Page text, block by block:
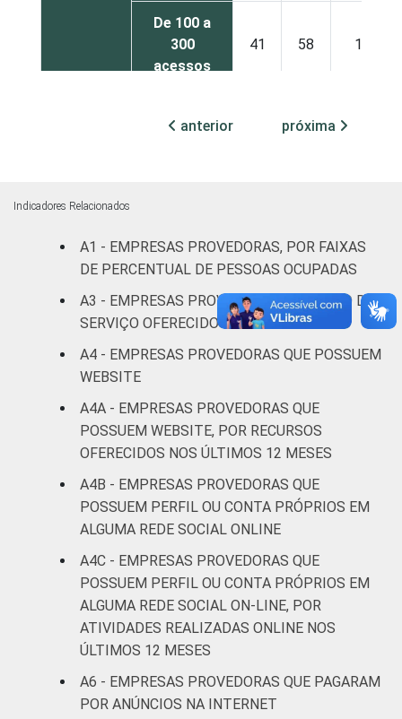
De 100 a
300
acessos
41 58 1
1.000
49
acessos
45.000
acessos
75 17 6
acessos
Fonte: CGI.br/NIC.br, Centro Regional de
Estudos para o Desenvolvimento da
Sociedade da Informação (Cetic.br),
Pesquisa sobre o setor de provimento de
Provedores 2020.
anterior próxima
Indicadores Relacionados
A1 - EMPRESAS PROVEDORAS, POR FAIXAS
DE PERCENTUAL DE PESSOAS OCUPADAS
A3 - EMPRESAS PROVEDORAS, POR TIPO DE
SERVIÇO OFERECIDO
A4 - EMPRESAS PROVEDORAS QUE POSSUEM
WEBSITE
A4A - EMPRESAS PROVEDORAS QUE
POSSUEM WEBSITE, POR RECURSOS
OFERECIDOS NOS ÚLTIMOS 12 MESES
A4B - EMPRESAS PROVEDORAS QUE
POSSUEM PERFIL OU CONTA PRÓPRIOS EM
ALGUMA REDE SOCIAL ONLINE
A4C - EMPRESAS PROVEDORAS QUE
POSSUEM PERFIL OU CONTA PRÓPRIOS EM
ALGUMA REDE SOCIAL ON-LINE, POR
ATIVIDADES REALIZADAS ONLINE NOS
ÚLTIMOS 12 MESES
A6 - EMPRESAS PROVEDORAS QUE PAGARAM
POR ANÚNCIOS NA INTERNET